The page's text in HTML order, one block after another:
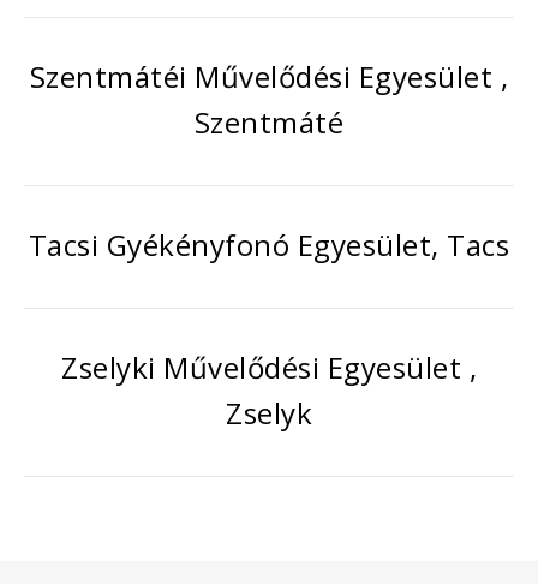
Szentmátéi Művelődési Egyesület ,
Szentmáté
Tacsi Gyékényfonó Egyesület, Tacs
Zselyki Művelődési Egyesület ,
Zselyk